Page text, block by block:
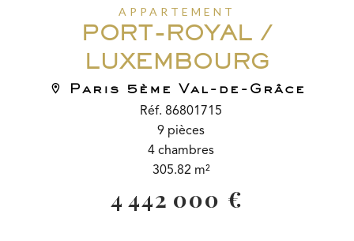
APPARTEMENT
PORT-ROYAL /
LUXEMBOURG
Paris 5ème Val-de-Grâce
Réf. 86801715
9 pièces
4 chambres
305.82 m²
4 442 000 €